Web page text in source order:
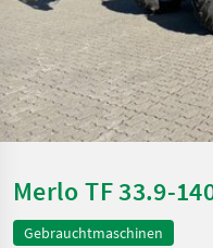
Merlo TF 33.9-
Gebrauchtmaschinen